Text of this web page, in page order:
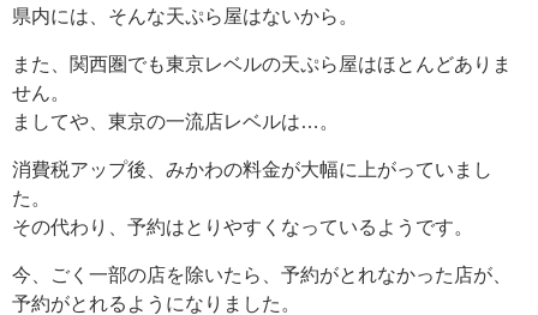
県内には、そんな天ぷら屋はないから。
また、関西圏でも東京レベルの天ぷら屋はほとんどありま
せん。
ましてや、東京の一流店レベルは…。
消費税アップ後、みかわの料金が大幅に上がっていまし
た。
その代わり、予約はとりやすくなっているようです。
今、ごく一部の店を除いたら、予約がとれなかった店が、
予約がとれるようになりました。